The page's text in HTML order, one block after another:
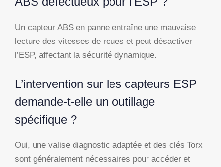
Un capteur ABS en panne entraîne une mauvaise
lecture des vitesses de roues et peut désactiver
l’ESP, affectant la sécurité dynamique.
L’intervention sur les capteurs ESP
demande-t-elle un outillage
spécifique ?
Oui, une valise diagnostic adaptée et des clés Torx
sont généralement nécessaires pour accéder et